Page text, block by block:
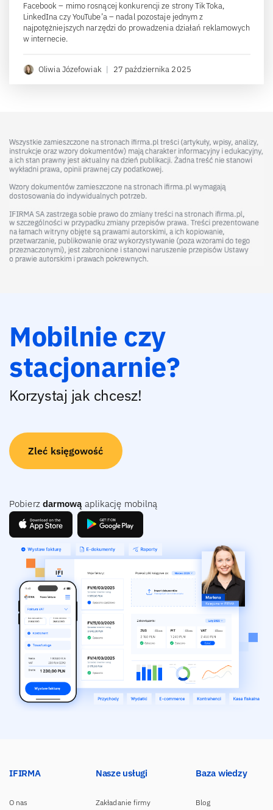
Facebook – mimo rosnącej konkurencji ze strony TikToka,
LinkedIna czy YouTube’a – nadal pozostaje jednym z
najpotężniejszych narzędzi do prowadzenia działań reklamowych
w internecie.
Oliwia Józefowiak | 27 października 2025
Mobilnie czy
stacjonarnie?
Korzystaj jak chcesz!
Zleć księgowość
Pobierz darmową aplikację mobilną
IFIRMA
O nas
Nasze usługi
Zakładanie firmy
Baza wiedzy
Blog